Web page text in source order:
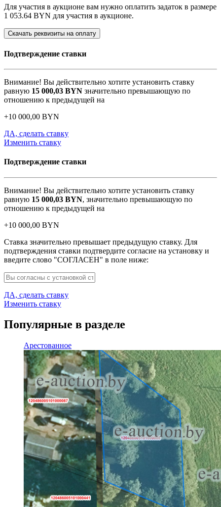
Для участия в аукционе вам нужно оплатить задаток в размере
1 053.64 BYN для участия в аукционе.
Скачать реквизиты на оплату
Подтверждение ставки
Внимание! Вы действительно хотите установить ставку
равную 15 000,03 BYN значительно превышающую по
отношению к предыдущей на
+10 000,00 BYN
ДА, сделать ставку
Изменить ставку
Подтверждение ставки
Внимание! Вы действительно хотите установить ставку
равную 15 000,03 BYN, значительно превышающую по
отношению к предыдущей на
+10 000,00 BYN
Ставка значительно превышает предыдущую ставку. Для
подтверждения ставки подтвердите согласие на установку и
введите слово "СОГЛАСЕН" в поле ниже:
ДА, сделать ставку
Изменить ставку
Популярные в разделе
Арестованное